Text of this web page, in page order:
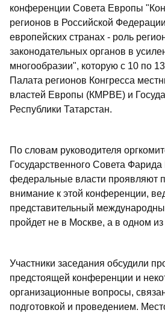
конференции Совета Европы
регионов в Российской
европейских странах - роль
законодательных органов в
многообразии", которую с 10 по
Палата регионов Конгресса
властей Европы (КМРВЕ) и
Республики Татарстан.
По словам руководителя
Государственного Совета
федеральные власти проявляют
внимание к этой конференции,
представительный
пройдет не в Москве, а в одном из
Участники заседания обсудили
предстоящей конференции и
организационные вопросы,
подготовкой и проведением.